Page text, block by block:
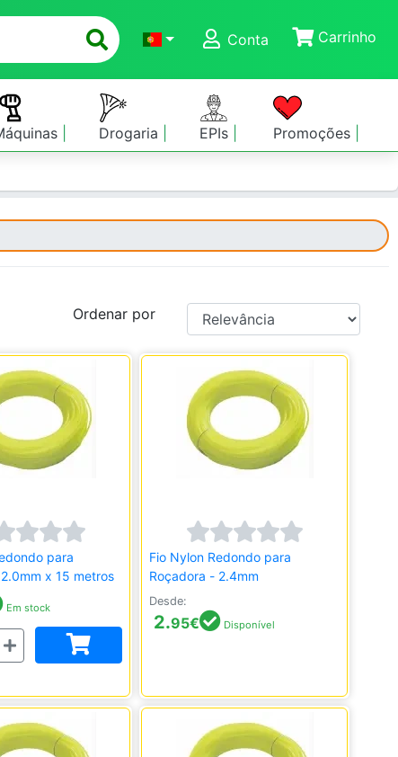
Conta
Carrinho
Drogaria EPIs Promoções
Ordenar por
para
x 15 metros
Em stock
Fio Nylon Redondo para
Roçadora - 2.4mm
Desde:
2.95€ Disponível